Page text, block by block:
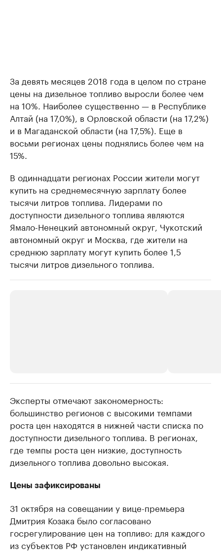
За девять месяцев 2018 года в целом по стране
цены на дизельное топливо выросли более чем
на 10%. Наиболее существенно — в Республике
Алтай (на 17,0%), в Орловской области (на 17,2%)
и в Магаданской области (на 17,5%). Еще в
восьми регионах цены поднялись более чем на
15%.
В одиннадцати регионах России жители могут
купить на среднемесячную зарплату более
тысячи литров топлива. Лидерами по
доступности дизельного топлива являются
Ямало-Ненецкий автономный округ, Чукотский
автономный округ и Москва, где жители на
среднюю зарплату могут купить более 1,5
тысячи литров дизельного топлива.
Крупнейшие производители и
продавцы медийной продукции
Ознакомьтесь с информацией в каталоге
Страховые
Посмотрите в
Эксперты отмечают закономерность:
большинство регионов с высокими темпами
роста цен находятся в нижней части списка по
доступности дизельного топлива. В регионах,
где темпы роста цен низкие, доступность
дизельного топлива довольно высокая.
Цены зафиксированы
31 октября на совещании у вице-премьера
Дмитрия Козака было согласовано
госрегулирование цен на топливо: для каждого
из субъектов РФ установлен индикативный